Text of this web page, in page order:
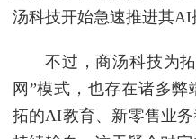
汤科技开始急速推进其AI
不过，商汤科技为
网”模式，也存在诸多
拓的AI教育、新零售业